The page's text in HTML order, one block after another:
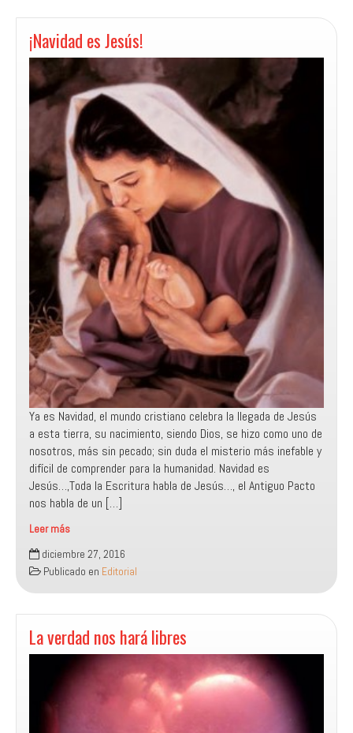
¡Navidad es Jesús!
Ya es Navidad, el mundo cristiano celebra la llegada de Jesús
a esta tierra, su nacimiento, siendo Dios, se hizo como uno de
nosotros, más sin pecado; sin duda el misterio más inefable y
difícil de comprender para la humanidad. Navidad es
Jesús…,Toda la Escritura habla de Jesús…, el Antiguo Pacto
nos habla de un […]
Leer más
¡Navidad
es
Jesús!
diciembre 27, 2016
Publicado en Editorial
La verdad nos hará libres